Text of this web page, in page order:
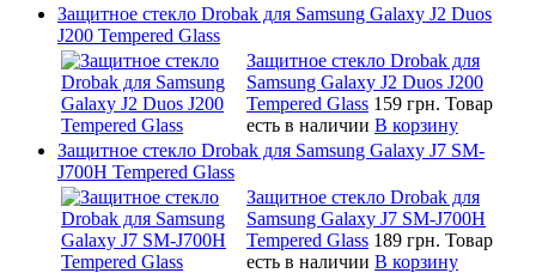
Защитное стекло Drobak для Samsung Galaxy J2 Duos
J200 Tempered Glass
Защитное стекло Drobak для
Samsung Galaxy J2 Duos J200
Tempered Glass 159 грн. Товар
есть в наличии В корзину
Защитное стекло Drobak для Samsung Galaxy J7 SM-
J700H Tempered Glass
Защитное стекло Drobak для
Samsung Galaxy J7 SM-J700H
Tempered Glass 189 грн. Товар
есть в наличии В корзину